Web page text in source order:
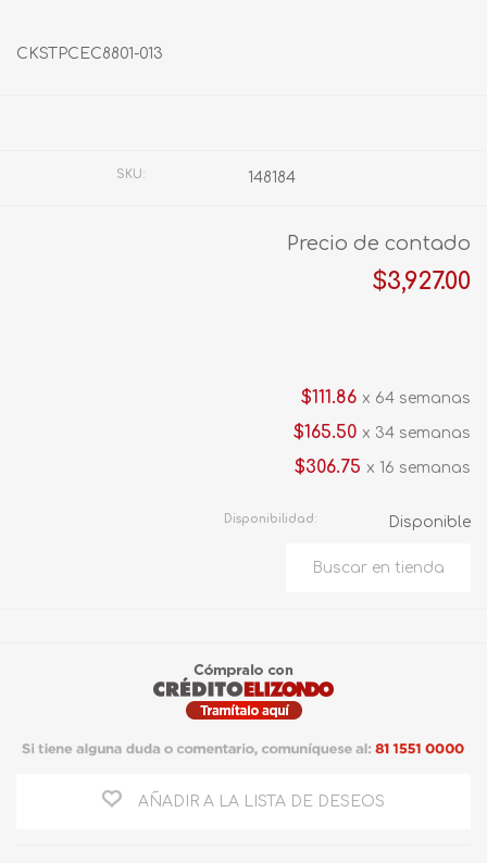
CKSTPCEC8801-013
SKU: 148184
Precio de contado
$3,927.00
$111.86 x 64 semanas
$165.50 x 34 semanas
$306.75 x 16 semanas
Disponibilidad: Disponible
AÑADIR A LA LISTA DE DESEOS